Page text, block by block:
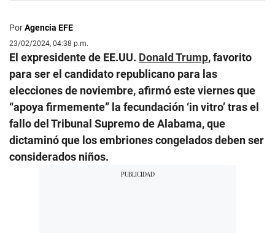
PorAgencia EFE
23/02/2024, 04:38 p.m.
El expresidente de EE.UU. Donald Trump, favorito
para ser el candidato republicano para las
elecciones de noviembre, afirmó este viernes que
“apoya firmemente” la fecundación ‘in vitro’ tras el
fallo del Tribunal Supremo de Alabama, que
dictaminó que los embriones congelados deben ser
considerados niños.